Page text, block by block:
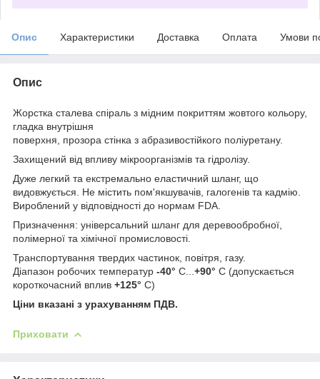
Опис Характеристики Доставка Оплата Умови
Опис
Жорстка сталева спіраль з мідним покриттям жовтого кольору,
гладка внутрішня
поверхня, прозора стінка з абразивостійкого поліуретану.
Захищений від впливу мікроорганізмів та гідролізу.
Дуже легкий та екстремально еластичний шланг, що
видовжується. Не містить пом'якшувачів, галогенів та кадмію.
Вироблений у відповідності до нормам FDA.
Призначення: універсальний шланг для деревообробної,
полімерної та хімічної промисловості.
Транспортування твердих частинок, повітря, газу.
Діапазон робочих температур -40° C... +90° C (допускається
короткочасний вплив +125° С)
Ціни вказані з урахуванням ПДВ.
Приховати